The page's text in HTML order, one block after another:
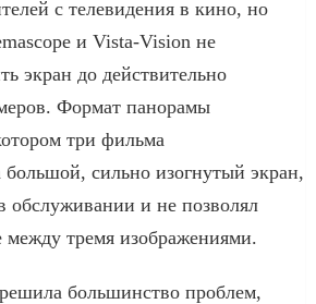
с телевидения в кино, но
и Vista-Vision не
экран до действительно
Формат панорамы
три фильма
большой, сильно изогнутый экран,
обслуживании и не позволял
между тремя изображениями.
большинство проблем,